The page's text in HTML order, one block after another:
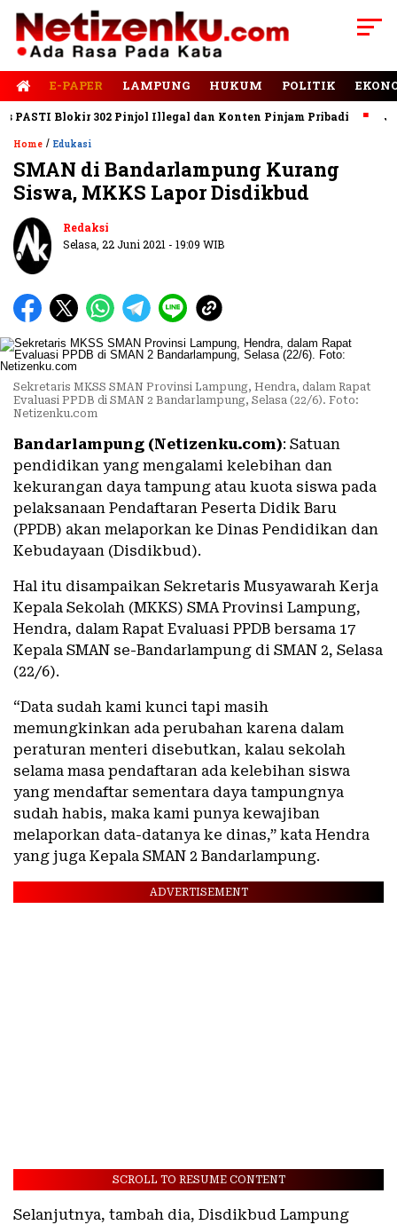
E-PAPER LAMPUNG HUKUM POLITIK
Blokir 302 Pinjol Illegal dan Konten Pinjam Pribadi Jalan
Home / Edukasi
SMAN di Bandarlampung Kurang
Siswa, MKKS Lapor Disdikbud
Redaksi
Selasa, 22 Juni 2021 - 19:09 WIB
Sekretaris MKSS SMAN Provinsi Lampung, Hendra, dalam Rapat
Evaluasi PPDB di SMAN 2 Bandarlampung, Selasa (22/6). Foto:
Netizenku.com
Bandarlampung (Netizenku.com): Satuan
pendidikan yang mengalami kelebihan dan
kekurangan daya tampung atau kuota siswa pada
pelaksanaan Pendaftaran Peserta Didik Baru
(PPDB) akan melaporkan ke Dinas Pendidikan dan
Kebudayaan (Disdikbud).
Hal itu disampaikan Sekretaris Musyawarah Kerja
Kepala Sekolah (MKKS) SMA Provinsi Lampung,
Hendra, dalam Rapat Evaluasi PPDB bersama 17
Kepala SMAN se-Bandarlampung di SMAN 2, Selasa
(22/6).
“Data sudah kami kunci tapi masih
memungkinkan ada perubahan karena dalam
peraturan menteri disebutkan, kalau sekolah
selama masa pendaftaran ada kelebihan siswa
yang mendaftar sementara daya tampungnya
sudah habis, maka kami punya kewajiban
melaporkan data-datanya ke dinas,” kata Hendra
yang juga Kepala SMAN 2 Bandarlampung.
ADVERTISEMENT
SCROLL TO RESUME CONTENT
Selanjutnya, tambah dia, Disdikbud Lampung